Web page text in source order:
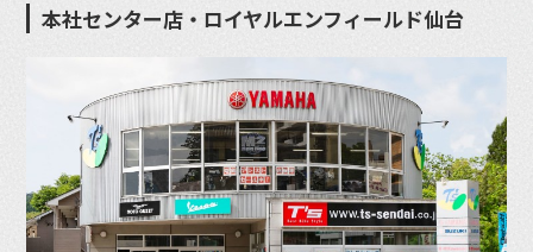
本社センター店・ロイヤルエンフィールド仙台